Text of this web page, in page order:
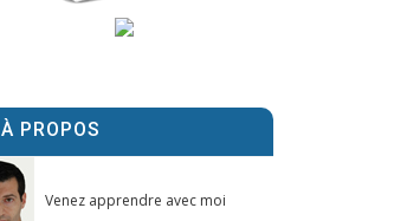
À PROPOS
Venez apprendre avec moi